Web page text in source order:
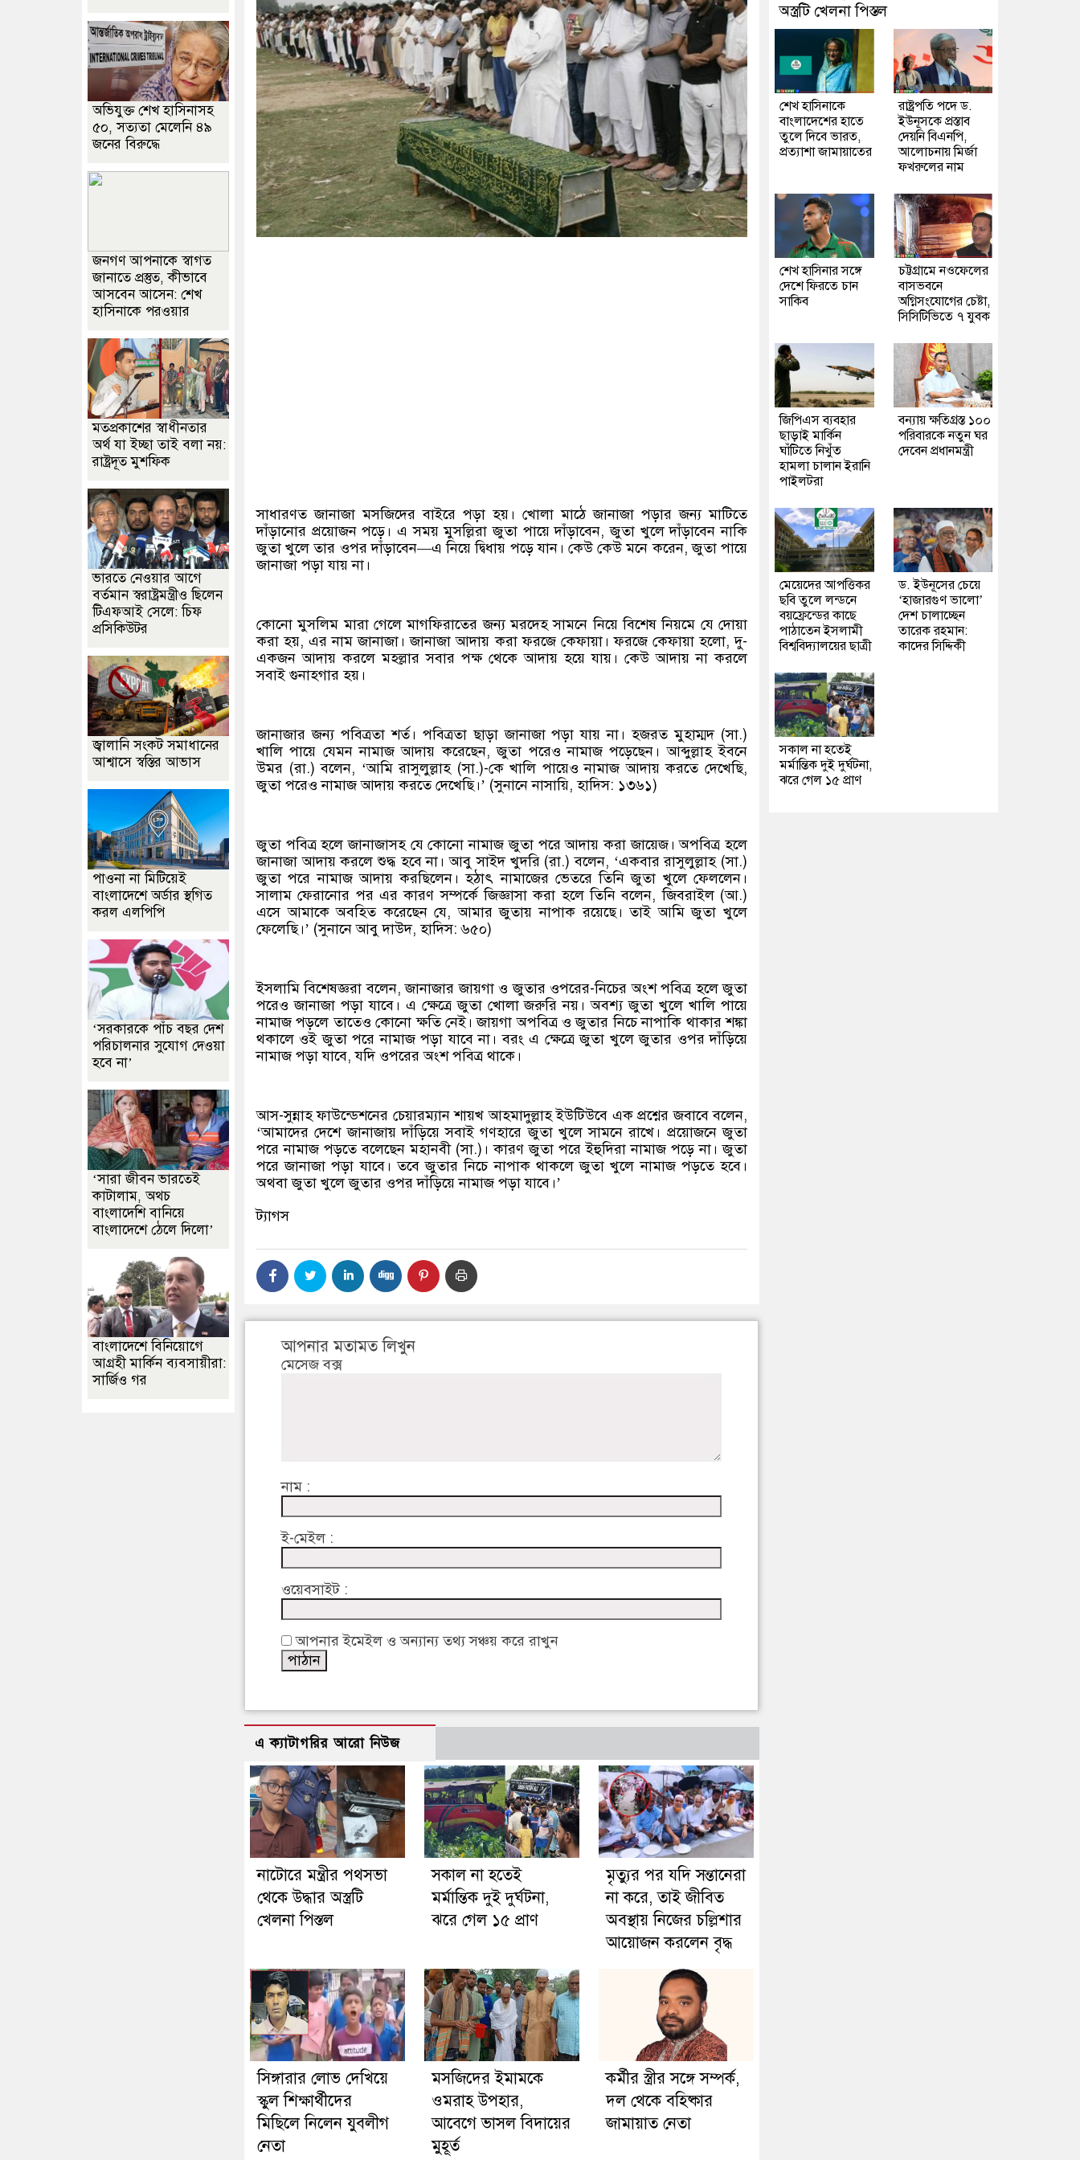
সাধারণত জানাজা মসজিদের বাইরে পড়া হয়। খোলা মাঠে জানাজা পড়ার জন্য মাটিতে
দাঁড়ানোর প্রয়োজন পড়ে। এ সময় মুসল্লিরা জুতা পায়ে দাঁড়াবেন, জুতা খুলে দাঁড়াবেন নাকি
জুতা খুলে তার ওপর দাঁড়াবেন—এ নিয়ে দ্বিধায় পড়ে যান। কেউ কেউ মনে করেন, জুতা পায়ে
জানাজা পড়া যায় না।
কোনো মুসলিম মারা গেলে মাগফিরাতের জন্য মরদেহ সামনে নিয়ে বিশেষ নিয়মে যে দোয়া
করা হয়, এর নাম জানাজা। জানাজা আদায় করা ফরজে কেফায়া। ফরজে কেফায়া হলো, দু-
একজন আদায় করলে মহল্লার সবার পক্ষ থেকে আদায় হয়ে যায়। কেউ আদায় না করলে
সবাই গুনাহগার হয়।
জানাজার জন্য পবিত্রতা শর্ত। পবিত্রতা ছাড়া জানাজা পড়া যায় না। হজরত মুহাম্মদ (সা.)
খালি পায়ে যেমন নামাজ আদায় করেছেন, জুতা পরেও নামাজ পড়েছেন। আব্দুল্লাহ ইবনে
উমর (রা.) বলেন, ‘আমি রাসুলুল্লাহ (সা.)-কে খালি পায়েও নামাজ আদায় করতে দেখেছি,
জুতা পরেও নামাজ আদায় করতে দেখেছি।’ (সুনানে নাসায়ি, হাদিস: ১৩৬১)
জুতা পবিত্র হলে জানাজাসহ যে কোনো নামাজ জুতা পরে আদায় করা জায়েজ। অপবিত্র হলে
জানাজা আদায় করলে শুদ্ধ হবে না। আবু সাইদ খুদরি (রা.) বলেন, ‘একবার রাসুলুল্লাহ (সা.)
জুতা পরে নামাজ আদায় করছিলেন। হঠাৎ নামাজের ভেতরে তিনি জুতা খুলে ফেললেন।
সালাম ফেরানোর পর এর কারণ সম্পর্কে জিজ্ঞাসা করা হলে তিনি বলেন, জিবরাইল (আ.)
এসে আমাকে অবহিত করেছেন যে, আমার জুতায় নাপাক রয়েছে। তাই আমি জুতা খুলে
ফেলেছি।’ (সুনানে আবু দাউদ, হাদিস: ৬৫০)
ইসলামি বিশেষজ্ঞরা বলেন, জানাজার জায়গা ও জুতার ওপরের-নিচের অংশ পবিত্র হলে জুতা
পরেও জানাজা পড়া যাবে। এ ক্ষেত্রে জুতা খোলা জরুরি নয়। অবশ্য জুতা খুলে খালি পায়ে
নামাজ পড়লে তাতেও কোনো ক্ষতি নেই। জায়গা অপবিত্র ও জুতার নিচে নাপাকি থাকার শঙ্কা
থকালে ওই জুতা পরে নামাজ পড়া যাবে না। বরং এ ক্ষেত্রে জুতা খুলে জুতার ওপর দাঁড়িয়ে
নামাজ পড়া যাবে, যদি ওপরের অংশ পবিত্র থাকে।
আস-সুন্নাহ ফাউন্ডেশনের চেয়ারম্যান শায়খ আহমাদুল্লাহ ইউটিউবে এক প্রশ্নের জবাবে বলেন,
‘আমাদের দেশে জানাজায় দাঁড়িয়ে সবাই গণহারে জুতা খুলে সামনে রাখে। প্রয়োজনে জুতা
পরে নামাজ পড়তে বলেছেন মহানবী (সা.)। কারণ জুতা পরে ইহুদিরা নামাজ পড়ে না। জুতা
পরে জানাজা পড়া যাবে। তবে জুতার নিচে নাপাক থাকলে জুতা খুলে নামাজ পড়তে হবে।
অথবা জুতা খুলে জুতার ওপর দাঁড়িয়ে নামাজ পড়া যাবে।’
ট্যাগস
আপনার মতামত লিখুন
মেসেজ বক্স
নাম :
ই-মেইল :
ওয়েবসাইট :
আপনার ইমেইল ও অন্যান্য তথ্য সঞ্চয় করে রাখুন
এ ক্যাটাগরির আরো নিউজ
নাটোরে মন্ত্রীর পথসভা
থেকে উদ্ধার অস্ত্রটি
খেলনা পিস্তল
সকাল না হতেই
মর্মান্তিক দুই দুর্ঘটনা,
ঝরে গেল ১৫ প্রাণ
মৃত্যুর পর যদি সন্তানেরা
না করে, তাই জীবিত
অবস্থায় নিজের চল্লিশার
আয়োজন করলেন বৃদ্ধ
সিঙ্গারার লোভ দেখিয়ে
স্কুল শিক্ষার্থীদের
মিছিলে নিলেন যুবলীগ
নেতা
মসজিদের ইমামকে
ওমরাহ উপহার,
আবেগে ভাসল বিদায়ের
মুহূর্ত
কর্মীর স্ত্রীর সঙ্গে সম্পর্ক,
দল থেকে বহিষ্কার
জামায়াত নেতা
অভিযুক্ত শেখ হাসিনাসহ
৫০, সত্যতা মেলেনি ৪৯
জনের বিরুদ্ধে
জনগণ আপনাকে স্বাগত
জানাতে প্রস্তুত, কীভাবে
আসবেন আসেন: শেখ
হাসিনাকে পরওয়ার
মতপ্রকাশের স্বাধীনতার
অর্থ যা ইচ্ছা তাই বলা নয়:
রাষ্ট্রদূত মুশফিক
ভারতে নেওয়ার আগে
বর্তমান স্বরাষ্ট্রমন্ত্রীও ছিলেন
টিএফআই সেলে: চিফ
প্রসিকিউটর
জ্বালানি সংকট সমাধানের
আশ্বাসে স্বস্তির আভাস
পাওনা না মিটিয়েই
বাংলাদেশে অর্ডার স্থগিত
করল এলপিপি
‘সরকারকে পাঁচ বছর দেশ
পরিচালনার সুযোগ দেওয়া
হবে না’
‘সারা জীবন ভারতেই
কাটালাম, অথচ
বাংলাদেশি বানিয়ে
বাংলাদেশে ঠেলে দিলো’
বাংলাদেশে বিনিয়োগে
আগ্রহী মার্কিন ব্যবসায়ীরা:
সার্জিও গর
অস্ত্রটি খেলনা পিস্তল
শেখ হাসিনাকে
বাংলাদেশের হাতে
তুলে দিবে ভারত,
প্রত্যাশা জামায়াতের
রাষ্ট্রপতি পদে ড.
ইউনূসকে প্রস্তাব
দেয়নি বিএনপি,
আলোচনায় মির্জা
ফখরুলের নাম
শেখ হাসিনার সঙ্গে
দেশে ফিরতে চান
সাকিব
চট্টগ্রামে নওফেলের
বাসভবনে
অগ্নিসংযোগের চেষ্টা,
সিসিটিভিতে ৭ যুবক
জিপিএস ব্যবহার
ছাড়াই মার্কিন
ঘাঁটিতে নিখুঁত
হামলা চালান ইরানি
পাইলটরা
বন্যায় ক্ষতিগ্রস্ত ১০০
পরিবারকে নতুন ঘর
দেবেন প্রধানমন্ত্রী
মেয়েদের আপত্তিকর
ছবি তুলে লন্ডনে
বয়ফ্রেন্ডের কাছে
পাঠাতেন ইসলামী
বিশ্ববিদ্যালয়ের ছাত্রী
ড. ইউনূসের চেয়ে
‘হাজারগুণ ভালো’
দেশ চালাচ্ছেন
তারেক রহমান:
কাদের সিদ্দিকী
সকাল না হতেই
মর্মান্তিক দুই দুর্ঘটনা,
ঝরে গেল ১৫ প্রাণ